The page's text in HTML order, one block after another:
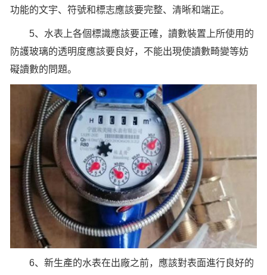
功能的文宇、符號和標志應該要完整、清晰和端正。
5、水表上各個標識應該要正確，讀數裝置上所使用的
防護玻璃的透明度應該要良好，不能出現使讀數畸變等妨
礙讀數的問題。
6、新生產的水表在出廠之前，應該對表面進行良好的